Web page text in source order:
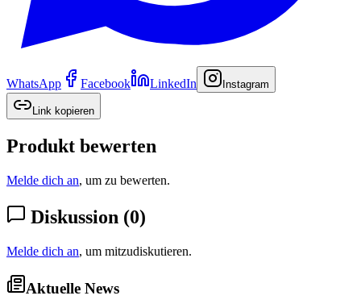
WhatsApp Facebook LinkedIn Instagram
Link kopieren
Produkt bewerten
Melde dich an, um zu bewerten.
Diskussion (0)
Melde dich an, um mitzudiskutieren.
Aktuelle News